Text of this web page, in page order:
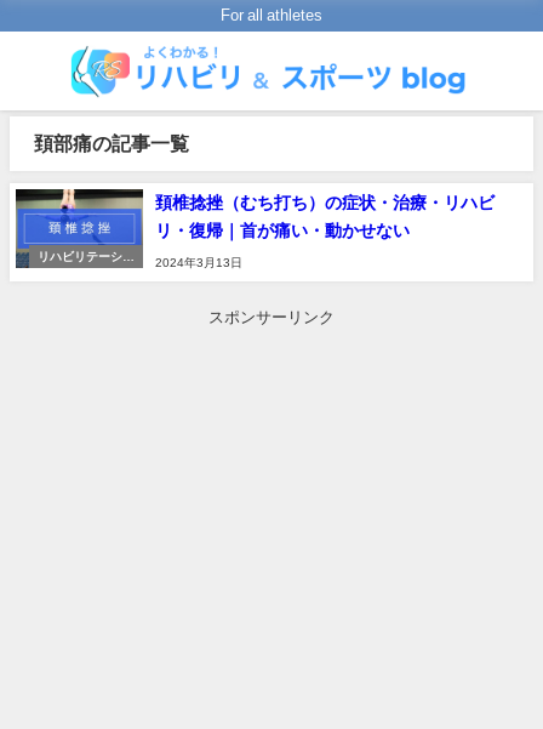
For all athletes
頚部痛の記事一覧
リハビリテーショ
頚椎捻挫（むち打ち）の症状・治療・リハビ
リ・復帰｜首が痛い・動かせない
2024年3月13日
スポンサーリンク